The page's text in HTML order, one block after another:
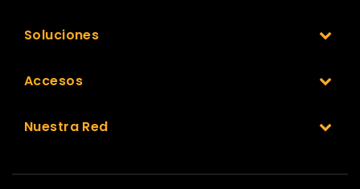
Soluciones
Accesos
Nuestra Red